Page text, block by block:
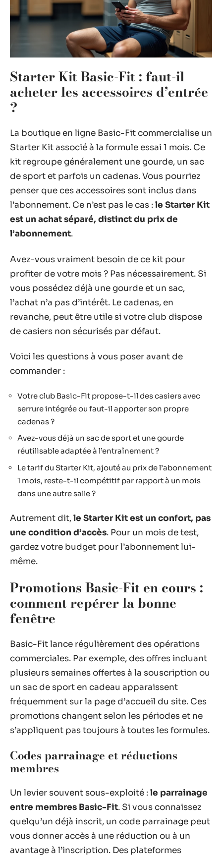
Starter Kit Basic-Fit : faut-il
acheter les accessoires d’entrée
?
La boutique en ligne Basic-Fit commercialise un
Starter Kit associé à la formule essai 1 mois. Ce
kit regroupe généralement une gourde, un sac
de sport et parfois un cadenas. Vous pourriez
penser que ces accessoires sont inclus dans
l’abonnement. Ce n’est pas le cas :le Starter Kit
est un achat séparé, distinct du prix de
l’abonnement.
Avez-vous vraiment besoin de ce kit pour
profiter de votre mois ? Pas nécessairement. Si
vous possédez déjà une gourde et un sac,
l’achat n’a pas d’intérêt. Le cadenas, en
revanche, peut être utile si votre club dispose
de casiers non sécurisés par défaut.
Voici les questions à vous poser avant de
commander :
Votre club Basic-Fit propose-t-il des casiers avec
serrure intégrée ou faut-il apporter son propre
cadenas ?
Avez-vous déjà un sac de sport et une gourde
réutilisable adaptée à l’entraînement ?
Le tarif du Starter Kit, ajouté au prix de l’abonnement
1 mois, reste-t-il compétitif par rapport à un mois
dans une autre salle ?
Autrement dit,le Starter Kit est un confort, pas
une condition d’accès. Pour un mois de test,
gardez votre budget pour l’abonnement lui-
même.
Promotions Basic-Fit en cours :
comment repérer la bonne
fenêtre
Basic-Fit lance régulièrement des opérations
commerciales. Par exemple, des offres incluant
plusieurs semaines offertes à la souscription ou
un sac de sport en cadeau apparaissent
fréquemment sur la page d’accueil du site. Ces
promotions changent selon les périodes et ne
s’appliquent pas toujours à toutes les formules.
Codes parrainage et réductions
membres
Un levier souvent sous-exploité :le parrainage
entre membres Basic-Fit. Si vous connaissez
quelqu’un déjà inscrit, un code parrainage peut
vous donner accès à une réduction ou à un
avantage à l’inscription. Des plateformes